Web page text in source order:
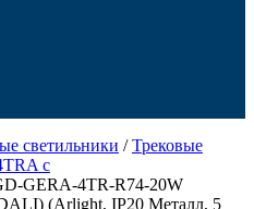
светильники /Трековые
с
GERA-4TR-R74-20W
(Arlight, IP20 Металл, 5